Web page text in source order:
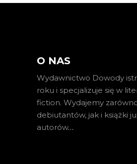
O NAS
Wydawnictwo Dowody
roku i specjalizuje się w
fiction. Wydajemy
debiutantów, jak i książki
autorów…